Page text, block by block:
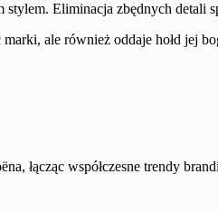
Eliminacja zbędnych detali
ale również oddaje hołd jej
łącząc współczesne trendy